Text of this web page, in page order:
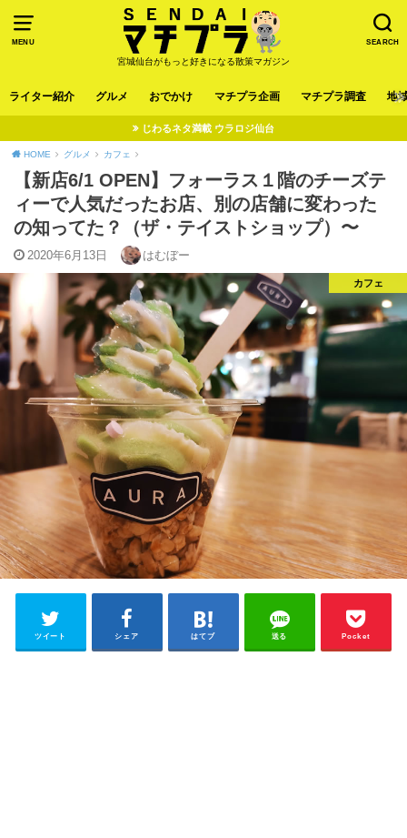
MENU SEARCH
宮城仙台がもっと好きになる散策マガジン
ライター紹介 グルメ おでかけ マチプラ企画 マチプラ調査 地
じわるネタ満載 ウラロジ仙台
HOME グルメ カフェ
【新店6/1 OPEN】フォーラス１階のチーズテ
ィーで人気だったお店、別の店舗に変わった
の知ってた？（ザ・テイストショップ）〜
2020年6月13日 はむぼー
カフェ
ツイート シェア はてブ 送る Pocket